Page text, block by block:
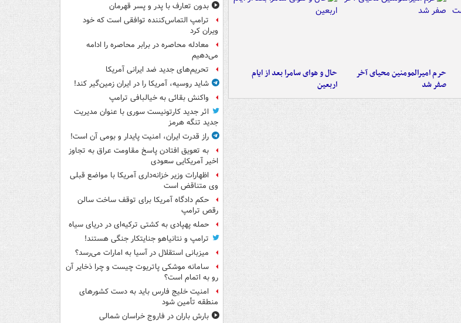
حرم امیرالمومنین محیای آخر
صفر شد
حال و هوای سامرا بعد از ایام
اربعین
بدون تعارف با پدر و پسر قهرمان
ترامپ التماس‌کننده توافقی است که خود
ویران کرد
معادله محاصره در برابر محاصره را ادامه
می‌دهیم
تحریم‌های جدید ضد ایرانی آمریکا
شاید روسیه، آمریکا را در ایران زمین‌گیر کند!
واکنش بقائی به خیالبافی ترامپ
اثر جدید کارتونیست سوری با عنوان مدیریت
جدید تنگه هرمز
راز قدرت ایران، امنیت پایدار و بومی آن است!
به تعویق افتادن پاسخ مقاومت عراق به تجاوز
اخیر آمریکایی سعودی
اظهارات وزیر خزانه‌داری آمریکا با مواضع قبلی
وی متناقض است
حکم دادگاه آمریکا برای توقف ساخت سالن
رقص ترامپ
حمله پهپادی به کشتی ترکیه‌ای در دریای سیاه
ترامپ و نتانیاهو جنایتکار جنگی هستند!
میزبانی استقلال در آسیا به امارات می‌رسد؟
سامانه موشکی پاتریوت چیست و چرا ذخایر آن
رو به اتمام است؟
امنیت خلیج فارس باید به دست کشورهای
منطقه تأمین شود
بارش باران در فاروج خراسان شمالی